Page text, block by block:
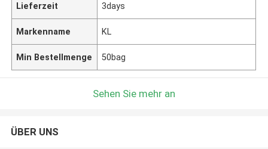
Lieferzeit 3days
Markenname KL
Min Bestellmenge 50bag
Sehen Sie mehr an
ÜBER UNS